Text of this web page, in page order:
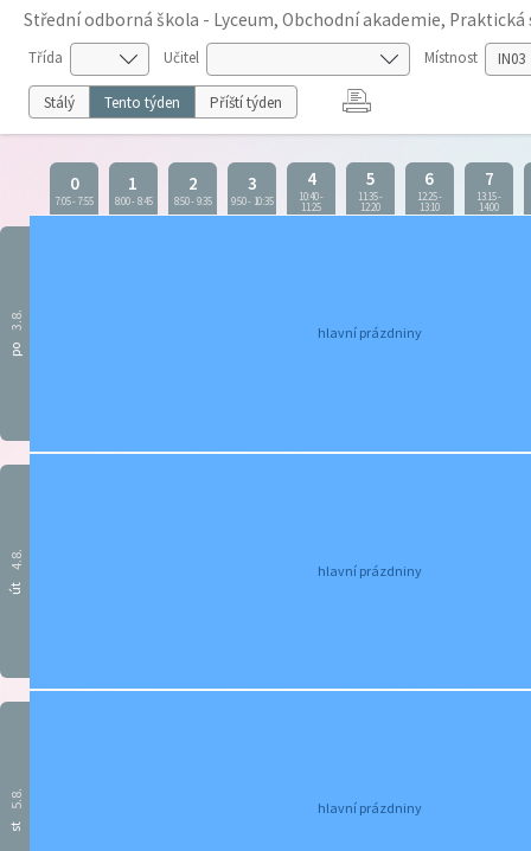
Střední odborná škola - Lyceum, Obchodní akademie, Praktická
Třída Učitel Místnost
Stálý Tento týden Příští týden
0
7:05-7:55
1
8:00-8:45
2
8:50-9:35
3
9:50- 10:35
4
10:40-
11:25
5
11:35-
12:20
6
12:25-
13:10
7
13:15-
14:00
po
3.8.
hlavní prázdniny
út
4.8.
hlavní prázdniny
st
5.8. hlavní prázdniny